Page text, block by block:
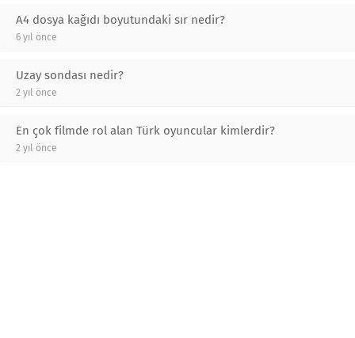
A4 dosya kağıdı boyutundaki sır nedir?
6 yıl önce
Uzay sondası nedir?
2 yıl önce
En çok filmde rol alan Türk oyuncular kimlerdir?
2 yıl önce